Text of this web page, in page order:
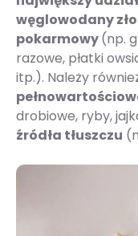
węglowodany
pokarmowy(np.
razowe, płatki
itp.). Należy
drobiowe, ryby,
źródła tłuszczu